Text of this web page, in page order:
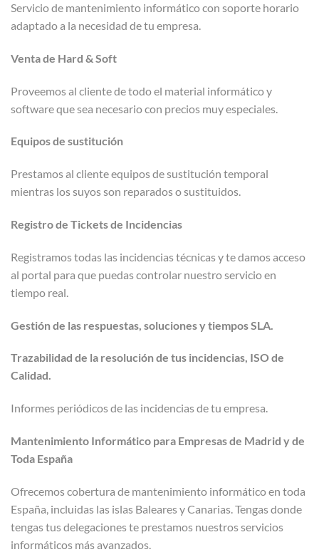
Servicio de mantenimiento informático con soporte horario
adaptado a la necesidad de tu empresa.
Venta de Hard & Soft
Proveemos al cliente de todo el material informático y
software que sea necesario con precios muy especiales.
Equipos de sustitución
Prestamos al cliente equipos de sustitución temporal
mientras los suyos son reparados o sustituidos.
Registro de Tickets de Incidencias
Registramos todas las incidencias técnicas y te damos acceso
al portal para que puedas controlar nuestro servicio en
tiempo real.
Gestión de las respuestas, soluciones y tiempos SLA.
Trazabilidad de la resolución de tus incidencias, ISO de
Calidad.
Informes periódicos de las incidencias de tu empresa.
Mantenimiento Informático para Empresas de Madrid y de
Toda España
Ofrecemos cobertura de mantenimiento informático en toda
España, incluidas las islas Baleares y Canarias. Tengas donde
tengas tus delegaciones te prestamos nuestros servicios
informáticos más avanzados.